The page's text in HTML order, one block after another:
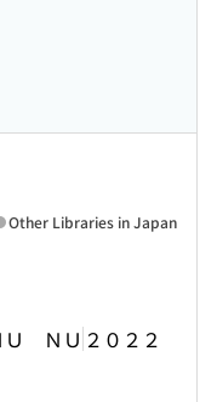
ＮＵ ２０２２
Other Libraries in Japan